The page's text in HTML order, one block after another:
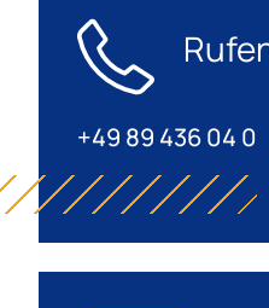
+49 89 436 04 0